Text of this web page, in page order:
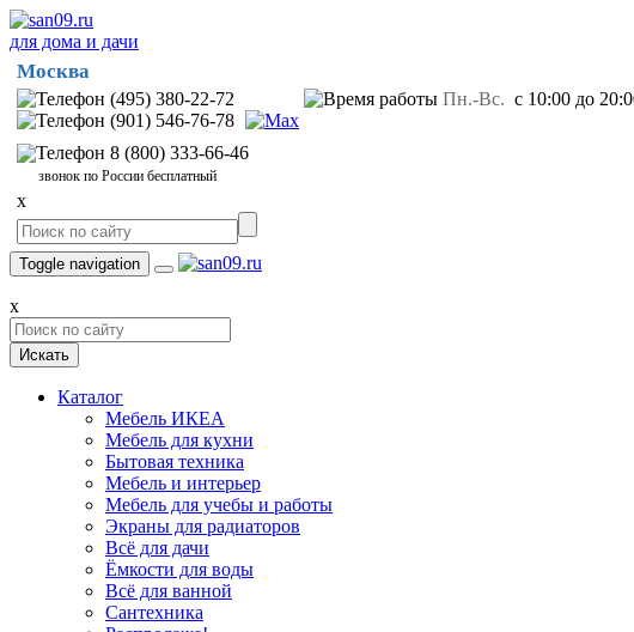
для дома и дачи
Москва
(495) 380-22-72
(901) 546-76-78
8 (800) 333-66-46
звонок по России бесплатный
Пн.-Вс. с 10:00 до
x
Toggle navigation
x
Искать
Каталог
Мебель ИКЕА
Мебель для кухни
Бытовая техника
Мебель и интерьер
Мебель для учебы и работы
Экраны для радиаторов
Всё для дачи
Ёмкости для воды
Всё для ванной
Сантехника